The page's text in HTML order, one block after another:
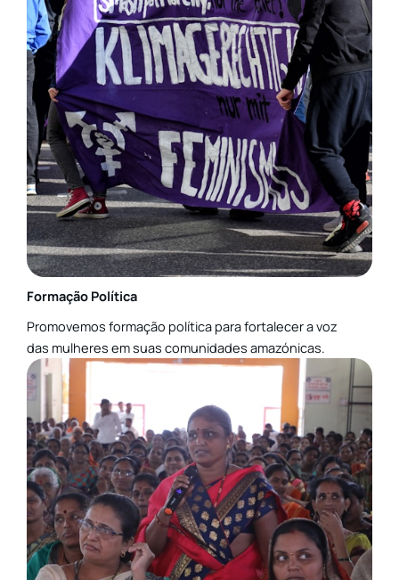
Formação Política
Promovemos formação política para fortalecer a voz
das mulheres em suas comunidades amazónicas.